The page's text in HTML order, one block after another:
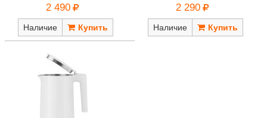
2 490
Наличие
2 290
Наличие